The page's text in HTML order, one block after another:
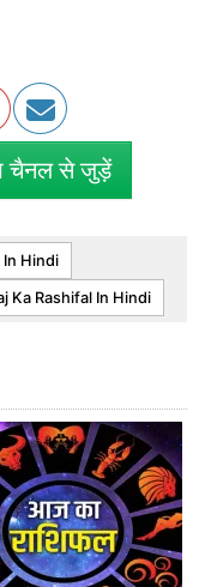
चैनल से जुड़ें
Hindi
Ka Rashifal In Hindi